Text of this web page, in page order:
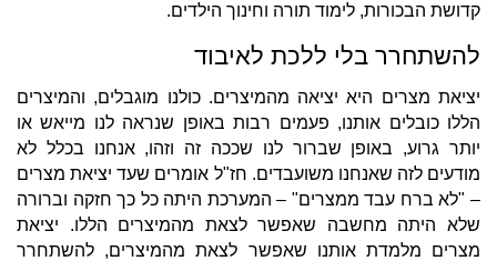
קדושת הבכורות, לימוד תורה וחינוך הילדים.
להשתחרר בלי ללכת לאיבוד
יציאת מצרים היא יציאה מהמיצרים. כולנו מוגבלים, והמיצרים
הללו כובלים אותנו, פעמים רבות באופן שנראה לנו מייאש או
יותר גרוע, באופן שברור לנו שככה זה וזהו, אנחנו בכלל לא
מודעים לזה שאנחנו משועבדים. חז"ל אומרים שעד יציאת מצרים
– "לא ברח עבד ממצרים" – המערכת היתה כל כך חזקה וברורה
שלא היתה מחשבה שאפשר לצאת מהמיצרים הללו. יציאת
מצרים מלמדת אותנו שאפשר לצאת מהמיצרים, להשתחרר